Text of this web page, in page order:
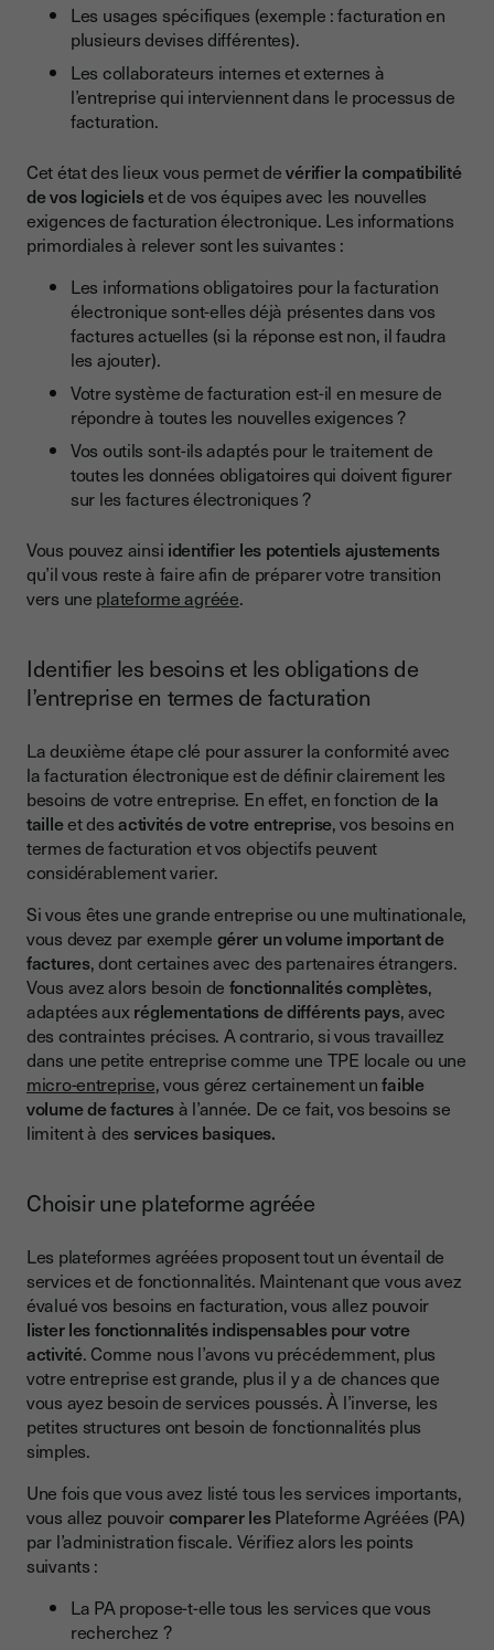
Les usages spécifiques (exemple : facturation en
plusieurs devises différentes).
Les collaborateurs internes et externes à
l’entreprise qui interviennent dans le processus de
facturation.
Cet état des lieux vous permet devérifier la compatibilité
de vos logicielset de vos équipes avec les nouvelles
exigences de facturation électronique. Les informations
primordiales à relever sont les suivantes :
Les informations obligatoires pour la facturation
électronique sont-elles déjà présentes dans vos
factures actuelles (si la réponse est non, il faudra
les ajouter).
Votre système de facturation est-il en mesure de
répondre à toutes les nouvelles exigences ?
Vos outils sont-ils adaptés pour le traitement de
toutes les données obligatoires qui doivent figurer
sur les factures électroniques ?
Vous pouvez ainsi identifier les potentiels ajustements
qu’il vous reste à faire afin de préparer votre transition
vers une plateforme agréée.
Identifier les besoins et les obligations de
l’entreprise en termes de facturation
La deuxième étape clé pour assurer la conformité avec
la facturation électronique est de définir clairement les
besoins de votre entreprise. En effet, en fonction de la
tailleet desactivités de votre entreprise, vos besoins en
termes de facturation et vos objectifs peuvent
considérablement varier.
Si vous êtes une grande entreprise ou une multinationale,
vous devez par exemple gérer un volume important de
factures, dont certaines avec des partenaires étrangers.
Vous avez alors besoin de fonctionnalités complètes,
adaptées auxréglementations de différents pays, avec
des contraintes précises. A contrario, si vous travaillez
dans une petite entreprise comme une TPE locale ou une
micro-entreprise, vous gérez certainement unfaible
volume de facturesà l’année. De ce fait, vos besoins se
limitent à des services basiques.
Choisir une plateforme agréée
Les plateformes agréées proposent tout un éventail de
services et de fonctionnalités. Maintenant que vous avez
évalué vos besoins en facturation, vous allez pouvoir
lister les fonctionnalités indispensables pour votre
activité. Comme nous l’avons vu précédemment, plus
votre entreprise est grande, plus il y a de chances que
vous ayez besoin de services poussés. À l’inverse, les
petites structures ont besoin de fonctionnalités plus
simples.
Une fois que vous avez listé tous les services importants,
vous allez pouvoircomparer lesPlateforme Agréées (PA)
par l’administration fiscale. Vérifiez alors les points
suivants :
La PA propose-t-elle tous les services que vous
recherchez ?